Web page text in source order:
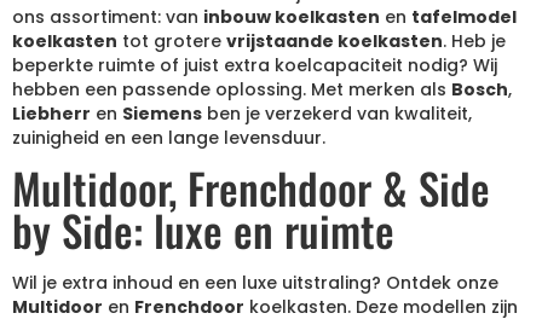
ons assortiment: van inbouw koelkasten en tafelmodel
koelkasten tot grotere vrijstaande koelkasten. Heb je
beperkte ruimte of juist extra koelcapaciteit nodig? Wij
hebben een passende oplossing. Met merken als Bosch,
Liebherr en Siemens ben je verzekerd van kwaliteit,
zuinigheid en een lange levensduur.
Multidoor, Frenchdoor & Side
by Side: luxe en ruimte
Wil je extra inhoud en een luxe uitstraling? Ontdek onze
Multidoor en Frenchdoor koelkasten. Deze modellen zijn